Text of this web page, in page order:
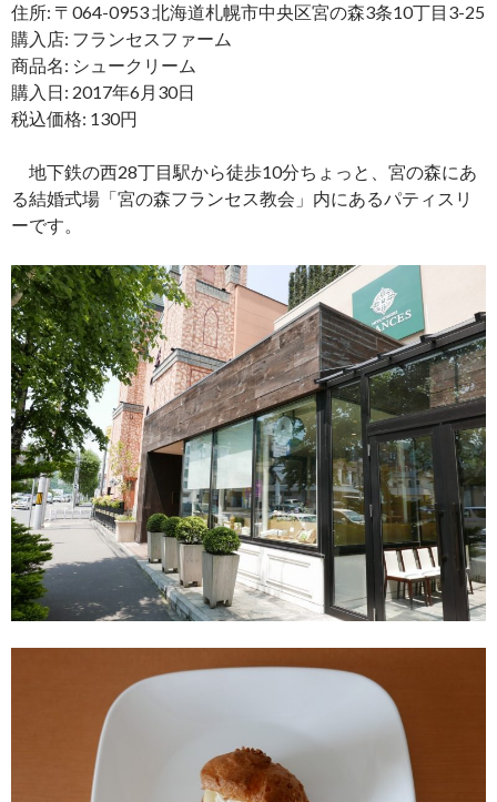
住所: 〒064-0953 北海道札幌市中央区宮の森3条10丁目3-25
購入店: フランセスファーム
商品名: シュークリーム
購入日: 2017年6月30日
税込価格: 130円
地下鉄の西28丁目駅から徒歩10分ちょっと、宮の森にあ
る結婚式場「宮の森フランセス教会」内にあるパティスリ
ーです。